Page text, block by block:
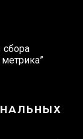
сбора